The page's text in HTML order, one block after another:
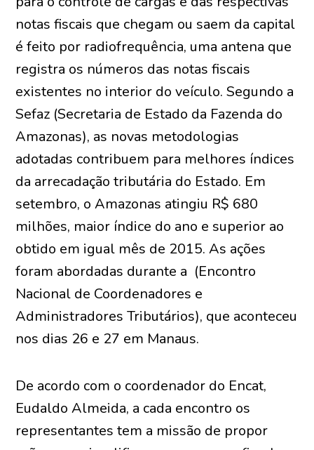
notas fiscais que chegam ou saem da capital
é feito por radiofrequência, uma antena que
registra os números das notas fiscais
existentes no interior do veículo. Segundo a
Sefaz (Secretaria de Estado da Fazenda do
Amazonas), as novas metodologias
adotadas contribuem para melhores índices
da arrecadação tributária do Estado. Em
setembro, o Amazonas atingiu R$ 680
milhões, maior índice do ano e superior ao
obtido em igual mês de 2015. As ações
foram abordadas durante a (Encontro
Nacional de Coordenadores e
Administradores Tributários), que aconteceu
nos dias 26 e 27 em Manaus.
De acordo com o coordenador do Encat,
Eudaldo Almeida, a cada encontro os
representantes tem a missão de propor